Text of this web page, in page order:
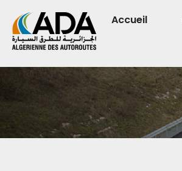
Accueil